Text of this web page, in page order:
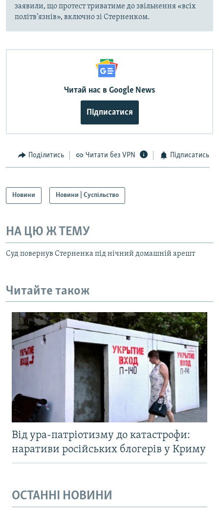
заявили, що протест триватиме до звільнення «всіх
політв’язнів», включно зі Стерненком.
Читай нас в Google News
Підписатися
Поділитись Читати без VPN Підписатись
Новини Новини | Суспільство
НА ЦЮ Ж ТЕМУ
Суд повернув Стерненка під нічний домашній арешт
Читайте також
Від ура-патріотизму до катастрофи:
наративи російських блогерів у Криму
ОСТАННІ НОВИНИ